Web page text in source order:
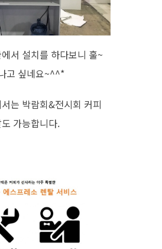
서 설치를 하다보니 훌~
고 싶네요~^^*
는 박람회&전시회 커피
가능합니다.